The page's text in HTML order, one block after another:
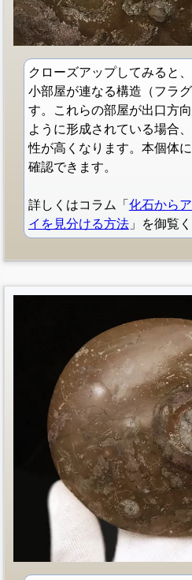
クローズアップしてみると
小部屋が連なる構造（フラ
す。これらの部屋が出口方
ように形成されている場合
性が高くなります。本個体
確認できます。
詳しくはコラム「 化石から
イを見分ける方法」を御覧く